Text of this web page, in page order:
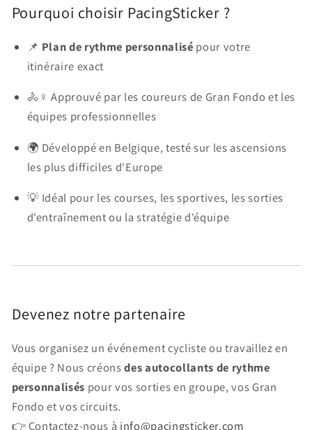
Pourquoi choisir PacingSticker ?
📌 Plan de rythme personnalisé pour votre
itinéraire exact
🚴♀️ Approuvé par les coureurs de Gran Fondo et les
équipes professionnelles
🌍 Développé en Belgique, testé sur les ascensions
les plus difficiles d'Europe
💡 Idéal pour les courses, les sportives, les sorties
d'entraînement ou la stratégie d'équipe
Devenez notre partenaire
Vous organisez un événement cycliste ou travaillez en
équipe ? Nous créonsdes autocollants de rythme
personnalisés pour vos sorties en groupe, vos Gran
Fondo et vos circuits.
👉 Contactez-nous à info@pacingsticker.com